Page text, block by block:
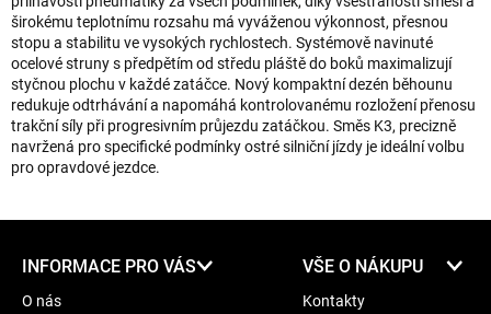
širokému teplotnímu rozsahu má vyváženou výkonnost, přesnou
stopu a stabilitu ve vysokých rychlostech. Systémově navinuté
ocelové struny s předpětím od středu pláště do boků maximalizují
styčnou plochu v každé zatáčce. Nový kompaktní dezén běhounu
redukuje odtrhávání a napomáhá kontrolovanému rozložení přenosu
trakční síly při progresivním průjezdu zatáčkou. Směs K3, precizně
navržená pro specifické podmínky ostré silniční jízdy je ideální volbu
pro opravdové jezdce.
INFORMACE PRO VÁS
O nás
VŠE O NÁKUPU
Kontakty